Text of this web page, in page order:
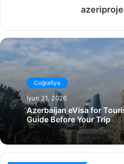
Coğrafiya
İyun 21, 2026
Azerbaijan eVisa for
Guide Before Your Trip